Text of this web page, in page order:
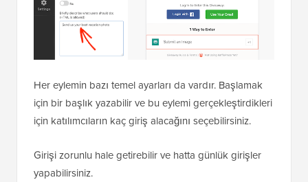
Her eylemin bazı temel ayarları da vardır. Başlamak
için bir başlık yazabilir ve bu eylemi gerçekleştirdikleri
için katılımcıların kaç giriş alacağını seçebilirsiniz.
Girişi zorunlu hale getirebilir ve hatta günlük girişler
yapabilirsiniz.